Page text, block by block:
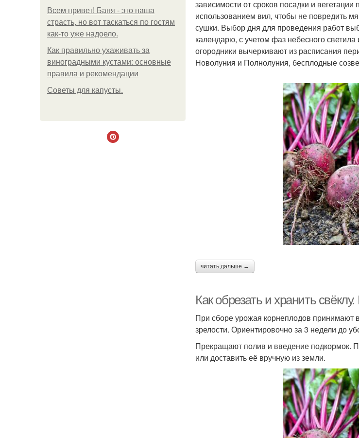
Всем привет! Баня - это наша
страсть, но вот таскаться по гостям
как-то уже надоело.
Как правильно ухаживать за
виноградными кустами: основные
правила и рекомендации
Советы для капусты.
зависимости от сроков посадки и
использованием вил, чтобы не повредить
сушки. Выбор дня для проведения работ
календарю, с учетом фаз небесного
огородники вычеркивают из расписания
Новолуния и Полнолуния, бесплодные
читать дальше →
Как обрезать и хранить
При сборе урожая корнеплодов принимают
зрелости. Ориентировочно за 3 недели до
Прекращают полив и введение подкормок.
или доставить её вручную из земли.